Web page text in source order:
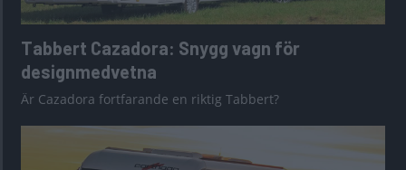
Tabbert Cazadora: Snygg vagn för
designmedvetna
Är Cazadora fortfarande en riktig Tabbert?